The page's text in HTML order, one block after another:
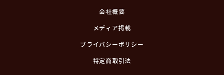
会社概要
メディア掲載
プライバシーポリシー
特定商取引法